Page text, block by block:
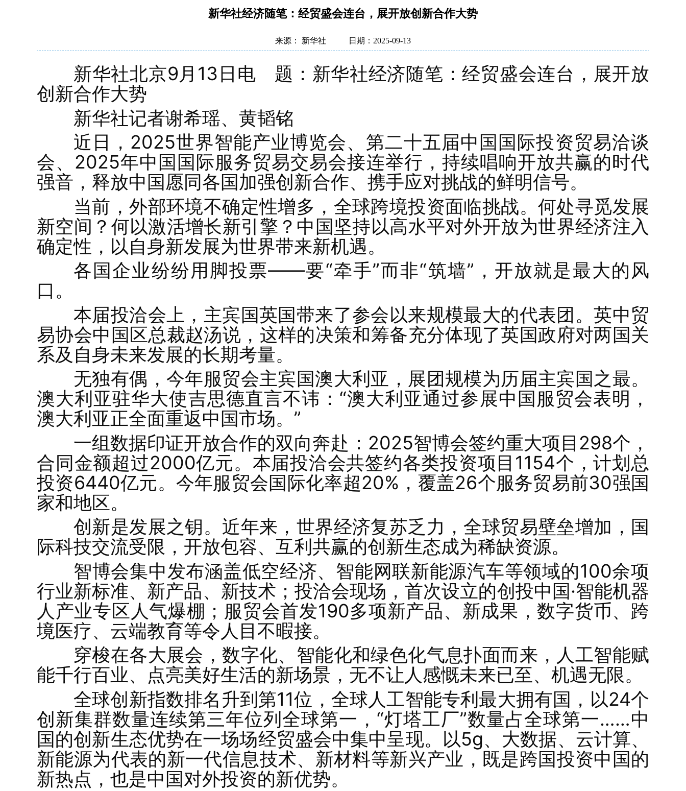
新华社经济随笔：经贸盛会连台，展开放创新合作大势
来源： 新华社 日期：2025-09-13
新华社北京9月13日电 题：新华社经济随笔：经贸盛会连台，展开放
创新合作大势
新华社记者谢希瑶、黄韬铭
近日，2025世界智能产业博览会、第二十五届中国国际投资贸易洽谈
会、2025年中国国际服务贸易交易会接连举行，持续唱响开放共赢的时代
强音，释放中国愿同各国加强创新合作、携手应对挑战的鲜明信号。
当前，外部环境不确定性增多，全球跨境投资面临挑战。何处寻觅发展
新空间？何以激活增长新引擎？中国坚持以高水平对外开放为世界经济注入
确定性，以自身新发展为世界带来新机遇。
各国企业纷纷用脚投票——要“牵手”而非“筑墙”，开放就是最大的风
口。
本届投洽会上，主宾国英国带来了参会以来规模最大的代表团。英中贸
易协会中国区总裁赵汤说，这样的决策和筹备充分体现了英国政府对两国关
系及自身未来发展的长期考量。
无独有偶，今年服贸会主宾国澳大利亚，展团规模为历届主宾国之最。
澳大利亚驻华大使吉思德直言不讳：“澳大利亚通过参展中国服贸会表明，
澳大利亚正全面重返中国市场。”
一组数据印证开放合作的双向奔赴：2025智博会签约重大项目298个，
合同金额超过2000亿元。本届投洽会共签约各类投资项目1154个，计划总
投资6440亿元。今年服贸会国际化率超20%，覆盖26个服务贸易前30强国
家和地区。
创新是发展之钥。近年来，世界经济复苏乏力，全球贸易壁垒增加，国
际科技交流受限，开放包容、互利共赢的创新生态成为稀缺资源。
智博会集中发布涵盖低空经济、智能网联新能源汽车等领域的100余项
行业新标准、新产品、新技术；投洽会现场，首次设立的创投中国·智能机器
人产业专区人气爆棚；服贸会首发190多项新产品、新成果，数字货币、跨
境医疗、云端教育等令人目不暇接。
穿梭在各大展会，数字化、智能化和绿色化气息扑面而来，人工智能赋
能千行百业、点亮美好生活的新场景，无不让人感慨未来已至、机遇无限。
全球创新指数排名升到第11位，全球人工智能专利最大拥有国，以24个
创新集群数量连续第三年位列全球第一，“灯塔工厂”数量占全球第一……中
国的创新生态优势在一场场经贸盛会中集中呈现。以5g、大数据、云计算、
新能源为代表的新一代信息技术、新材料等新兴产业，既是跨国投资中国的
新热点，也是中国对外投资的新优势。